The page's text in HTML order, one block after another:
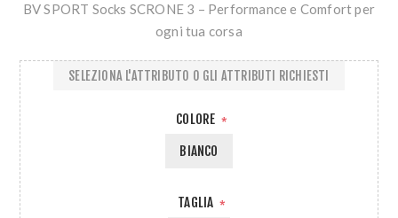
BV SPORT Socks SCRONE 3 – Performance e Comfort per
ogni tua corsa
COLORE *
BIANCO
TAGLIA *
SELEZIONA L'ATTRIBUTO O GLI ATTRIBUTI RICHIESTI